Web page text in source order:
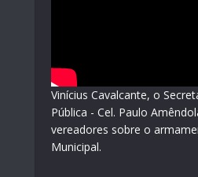
Vinícius Cavalcante, o
Pública - Cel. Paulo
vereadores sobre o
Municipal.